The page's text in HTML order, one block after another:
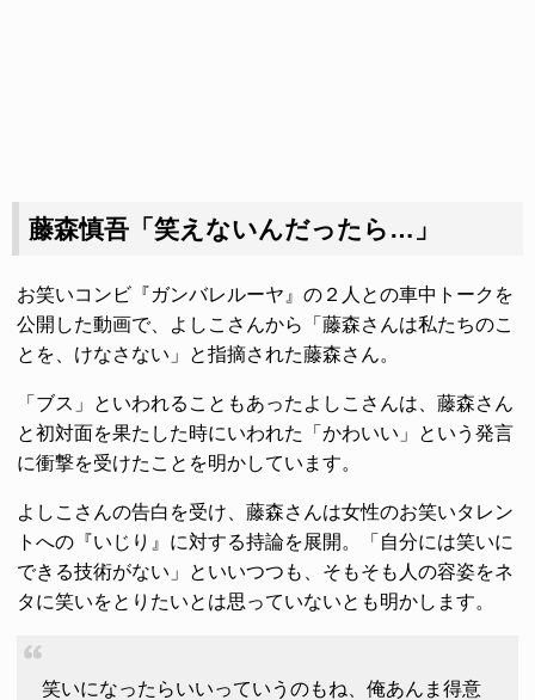
藤森慎吾「笑えないんだったら…」
お笑いコンビ『ガンバレルーヤ』の２人との車中トークを
公開した動画で、よしこさんから「藤森さんは私たちのこ
とを、けなさない」と指摘された藤森さん。
「ブス」といわれることもあったよしこさんは、藤森さん
と初対面を果たした時にいわれた「かわいい」という発言
に衝撃を受けたことを明かしています。
よしこさんの告白を受け、藤森さんは女性のお笑いタレン
トへの『いじり』に対する持論を展開。「自分には笑いに
できる技術がない」といいつつも、そもそも人の容姿をネ
タに笑いをとりたいとは思っていないとも明かします。
笑いになったらいいっていうのもね、俺あんま得意